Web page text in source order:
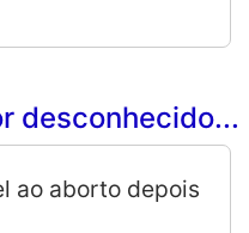
desconhecido...
ao aborto depois